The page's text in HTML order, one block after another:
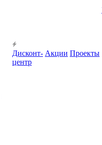
Дисконт-
центр
Акции Проекты